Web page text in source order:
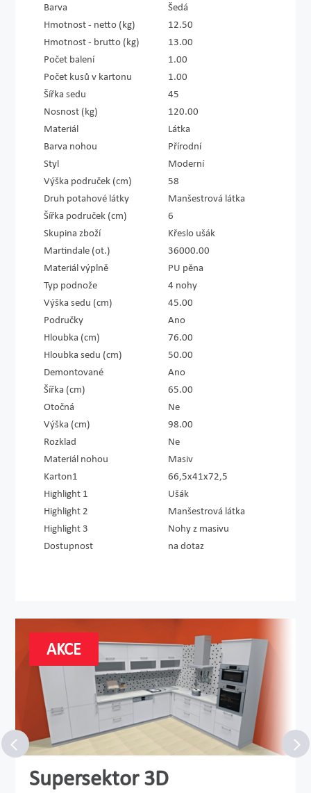
Barva
Šedá
Hmotnost - netto (kg)
12.50
Hmotnost - brutto (kg)
13.00
Počet balení
1.00
Počet kusů v kartonu
1.00
Šířka sedu
45
Nosnost (kg)
120.00
Materiál
Látka
Barva nohou
Přírodní
Styl
Moderní
Výška područek (cm)
58
Druh potahové látky
Manšestrová látka
Šířka područek (cm)
6
Skupina zboží
Křeslo ušák
Martindale (ot.)
36000.00
Materiál výplně
PU pěna
Typ podnože
4 nohy
Výška sedu (cm)
45.00
Područky
Ano
Hloubka (cm)
76.00
Hloubka sedu (cm)
50.00
Demontované
Ano
Šířka (cm)
65.00
Otočná
Ne
Výška (cm)
98.00
Rozklad
Ne
Materiál nohou
Masiv
Karton1
66,5x41x72,5
Highlight 1
Ušák
Highlight 2
Manšestrová látka
Highlight 3
Nohy z masivu
Dostupnost
na dotaz
AKCE
Supersektor 3D